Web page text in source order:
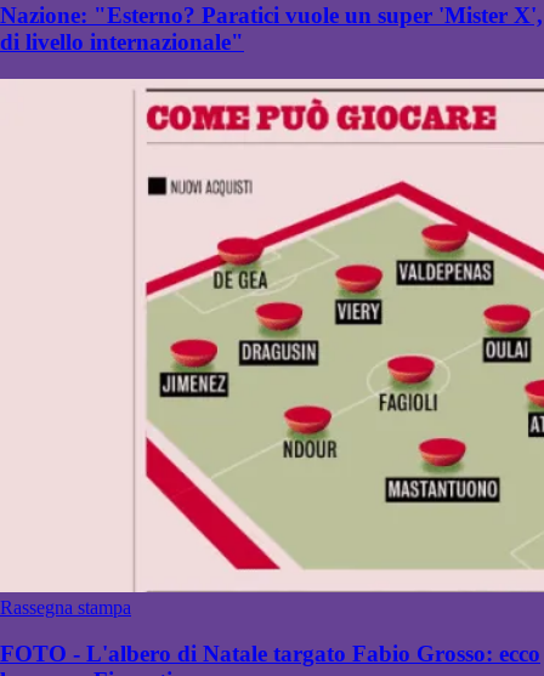
Nazione: "Esterno? Paratici vuole un super 'Mister X',
di livello internazionale"
Rassegna stampa
FOTO - L'albero di Natale targato Fabio Grosso: ecco